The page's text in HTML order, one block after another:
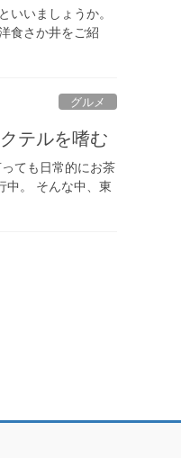
いいましょうか。
食さか井をご紹
グルメ
テルを嗜む
ても日常的にお茶
中。 そんな中、東